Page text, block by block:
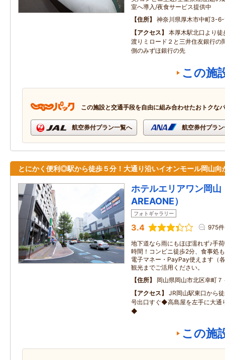
室へ導入/夜食サービス提供中
住所
神奈川県厚木市中町3-
アクセス
本厚木駅北口より
渡りミロード２と三井住友銀行の
側のみずほ銀行の先
この施
この施設と交通手段を自由に組み合わせたおトクな
航空券付プラン一覧へ 航空券付プラ
とにかく便利◎駅から徒歩５分！大通り沿いイオンモール岡山向
ホテルエリアワン岡山
AREAONE）
フォトギャラリー
3.4 975件
地下道なら雨にもほぼ濡れず♪手
時間！コンビニ徒歩2分、食事処
電子マネー・PayPay使えます（
観光までご活用ください。
住所
岡山県岡山市北区幸町７
アクセス
JR岡山駅東口から
号出口すぐ◆高島屋を左手に大通
◆
この施